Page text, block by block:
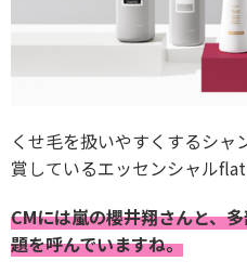
くせ毛を扱いやすくするシャ
賞しているエッセンシャル
CMには嵐の櫻井翔さんと、
題を呼んでいますね。